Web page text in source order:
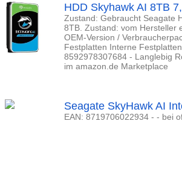
HDD Skyhawk AI 8TB
Zustand: Gebraucht Seagate
8TB. Zustand: vom Hersteller
OEM-Version /
Festplatten Interne
8592978307684 - Langlebig
im amazon.de Marketplace
Seagate SkyHawk AI
EAN: 8719706022934 - - bei